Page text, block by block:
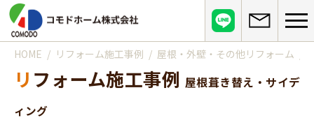
コモドホームについて
コモドホームの特長
リピート率70%超の理由
HOME リフォーム施工事例 屋根・外壁・その他リフォーム
リフォーム施工事例 屋根葺き替え・サイデ
ィング